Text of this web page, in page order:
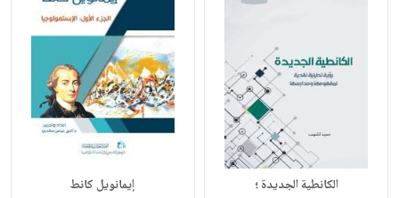
الكانطية الجديدة ؛ إيمانويل كانط